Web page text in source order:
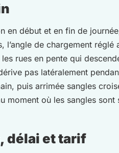
en début et en fin de
l’angle de chargement
les rues en pente qui
pas latéralement
puis arrimée sangles
où les sangles
délai et tarif